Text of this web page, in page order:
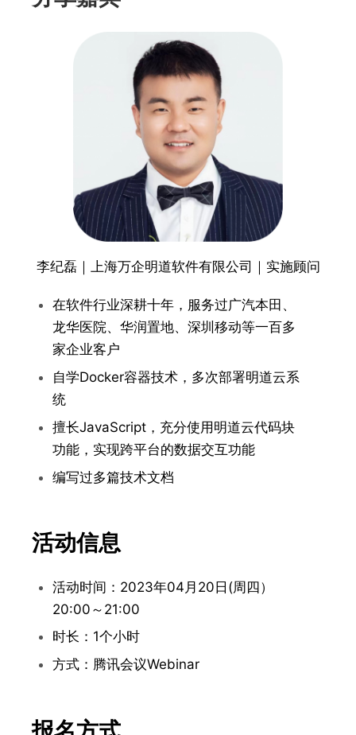
李纪磊｜上海万企明道软件有限公司｜实施顾问
在软件行业深耕十年，服务过广汽本田、
龙华医院、华润置地、深圳移动等一百多
家企业客户
自学Docker容器技术，多次部署明道云系
统
擅长JavaScript，充分使用明道云代码块
功能，实现跨平台的数据交互功能
编写过多篇技术文档
活动信息
活动时间：2023年04月20日(周四）
20:00～21:00
时长：1个小时
方式：腾讯会议Webinar